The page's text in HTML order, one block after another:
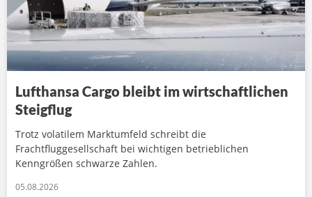
Lufthansa Cargo bleibt im wirtschaftlichen
Steigflug
Trotz volatilem Marktumfeld schreibt die
Frachtfluggesellschaft bei wichtigen betrieblichen
Kenngrößen schwarze Zahlen.
05.08.2026